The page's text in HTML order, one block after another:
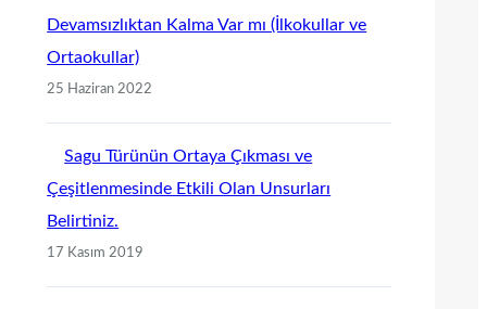
Devamsızlıktan Kalma Var mı (İlkokullar ve
Ortaokullar)
25 Haziran 2022
Sagu Türünün Ortaya Çıkması ve
Çeşitlenmesinde Etkili Olan Unsurları
Belirtiniz.
17 Kasım 2019